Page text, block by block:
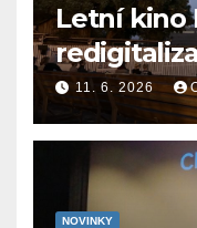
Letní kino
11. 6. 2026
NOVINKY